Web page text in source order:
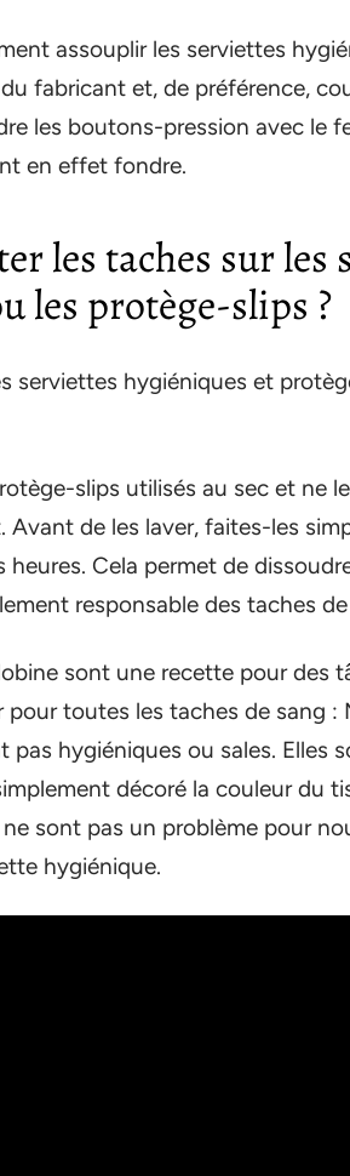
assouplir les serviettes
fabricant et, de préférence,
les boutons-pression avec le
en effet fondre.
les taches sur les
les protège-slips ?
serviettes hygiéniques et
slips utilisés au sec et ne
Avant de les laver, faites-les
Cela permet de
responsable des taches
sont une recette pour des
toutes les taches de sang :
pas hygiéniques ou sales. Elles
décoré la couleur du
sont pas un problème pour
hygiénique.